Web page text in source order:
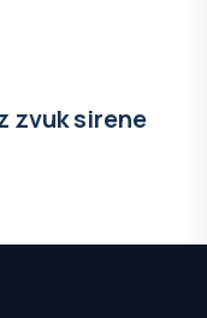
zvuk sirene